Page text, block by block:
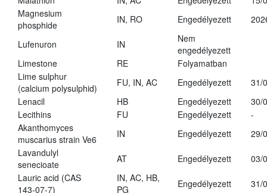
Magnesium
phosphide
IN, RO Engedélyezett
Lufenuron IN
Nem
engedélyezett
Limestone
RE
Folyamatban
Lime sulphur
(calcium polysulphid)
FU, IN, AC Engedélyezett
31/
Lenacil
HB Engedélyezett
30/
Lecithins
FU Engedélyezett
-
Akanthomyces
muscarius strain Ve6
IN Engedélyezett
29/
Lavandulyl
senecioate
AT Engedélyezett
03/
Lauric acid (CAS
143-07-7)
IN, AC, HB,
PG
Engedélyezett 31/